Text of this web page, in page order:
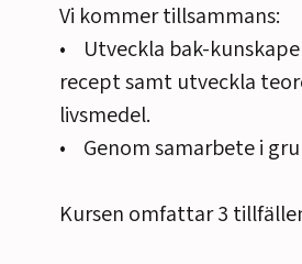
Vi kommer tillsammans:
• Utveckla bak-
recept samt utveckla
livsmedel.
• Genom samarbete i
Kursen omfattar 3